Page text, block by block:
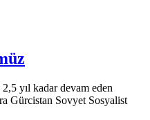
2,5 yıl kadar devam eden
Gürcistan Sovyet Sosyalist